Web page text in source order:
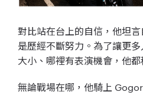
對比站在台上的自信，他坦
是歷經不斷努力。為了讓更
大小、哪裡有表演機會，他都
無論戰場在哪，他騎上